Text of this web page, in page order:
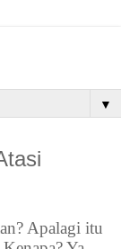
▼
Apalagi itu